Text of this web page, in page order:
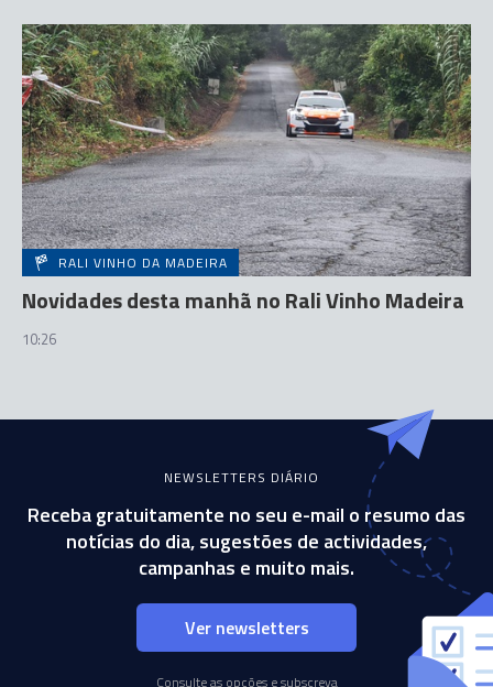
RALI VINHO DA MADEIRA
Novidades desta manhã no Rali Vinho Madeira
10:26
NEWSLETTERS DIÁRIO
Receba gratuitamente no seu e-mail o resumo das
notícias do dia, sugestões de actividades,
campanhas e muito mais.
Ver newsletters
Consulte as opções e subscreva